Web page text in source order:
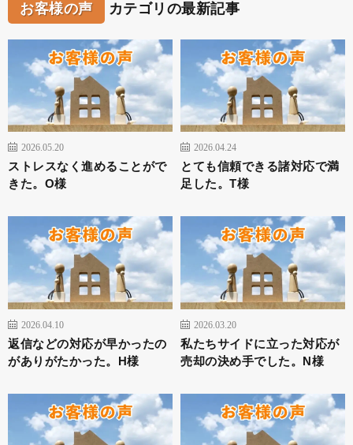
お客様の声 カテゴリの最新記事
2026.05.20
ストレスなく進めることがで
きた。O様
2026.04.24
とても信頼できる諸対応で満
足した。T様
2026.04.10
返信などの対応が早かったの
がありがたかった。H様
2026.03.20
私たちサイドに立った対応が
売却の決め手でした。N様